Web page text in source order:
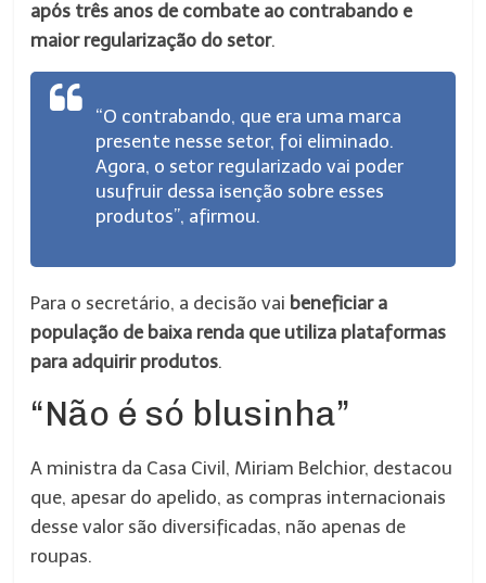
após três anos de combate ao contrabando e
maior regularização do setor.
“O contrabando, que era uma marca
presente nesse setor, foi eliminado.
Agora, o setor regularizado vai poder
usufruir dessa isenção sobre esses
produtos”, afirmou.
Para o secretário, a decisão vai beneficiar a
população de baixa renda que utiliza plataformas
para adquirir produtos.
“Não é só blusinha”
A ministra da Casa Civil, Miriam Belchior, destacou
que, apesar do apelido, as compras internacionais
desse valor são diversificadas, não apenas de
roupas.